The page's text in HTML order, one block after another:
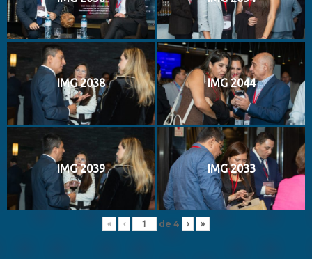
IMG 2038 IMG 2044
IMG 2039 IMG 2033
« ‹ de 4 › »